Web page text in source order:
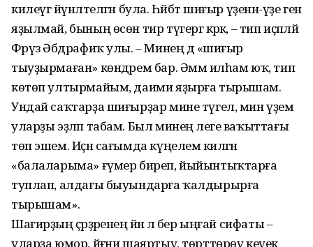
килеүгә йүнәлтелгән була. Һәйбәт шиғыр үҙенән-үҙе генә
яҙылмай, бының өсөн тир түгергә кәрәк, – тип иҫәпләй
Фәрүәз Әбдрафиҡ улы. – Минең дә «шиғыр
тыуҙырмаған» көндәрем бар. Әммә илһам юҡ, тип
көтөп ултырмайым, даими яҙырға тырышам.
Ундай саҡтарҙа шиғырҙар мине түгел, мин үҙем
уларҙы эҙләп табам. Был минең әлеге ваҡыттағы
төп эшем. Иҫән сағымда күңелемә килгән
«балаларыма» ғүмер биреп, йыйынтыҡтарға
туплап, алдағы быуындарға ҡалдырырға
тырышам».
Шағирҙың әҫәрҙәренең йәнә лә бер ыңғай сифаты –
уларҙа юмор, йәғни шаяртыу, төрттөрөү кеүек